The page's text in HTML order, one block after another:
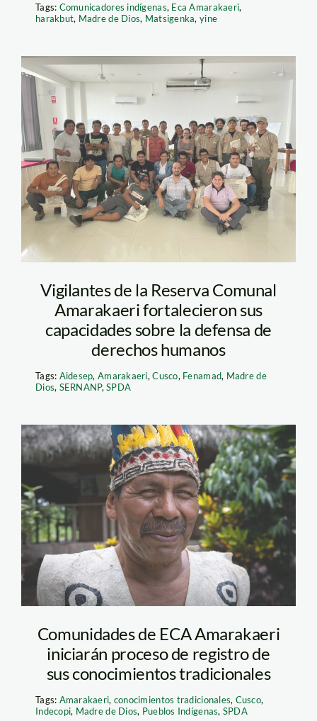
Tags: Comunicadores indígenas, Eca Amarakaeri,
harakbut, Madre de Dios, Matsigenka, yine
NNA8
Vigilantes de la Reserva Comunal
Amarakaeri fortalecieron sus
capacidades sobre la defensa de
derechos humanos
Tags: Aidesep,Amarakaeri,Cusco, Fenamad, Madre de
Dios, SERNANP,SPDA
harakbut – purus -
manu – amarakaeri –
diego perez- spda
Comunidades de ECA Amarakaeri
iniciarán proceso de registro de
sus conocimientos tradicionales
Tags: Amarakaeri, conocimientos tradicionales, Cusco,
Indecopi, Madre de Dios, Pueblos Indígenas, SPDA